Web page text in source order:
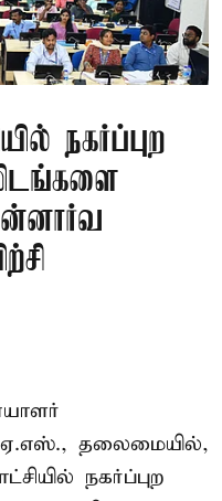
நகர்ப்புற
தலைமையில்,
நகர்ப்புற